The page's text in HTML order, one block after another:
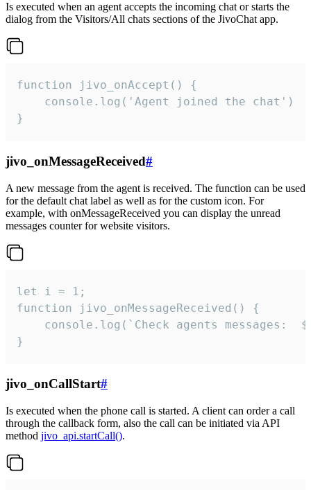
Is executed when an agent accepts the incoming chat or starts the
dialog from the Visitors/All chats sections of the JivoChat app.
function jivo_onAccept() {
}
jivo_onMessageReceived#
A new message from the agent is received. The function can be used
for the default chat label as well as for the custom icon. For
example, with onMessageReceived you can display the unread
messages counter for website visitors.
let i = 1;
function jivo_onMessageReceived() {
}
jivo_onCallStart#
Is executed when the phone call is started. A client can order a call
through the callback form, also the call can be initiated via API
method jivo_api.startCall().